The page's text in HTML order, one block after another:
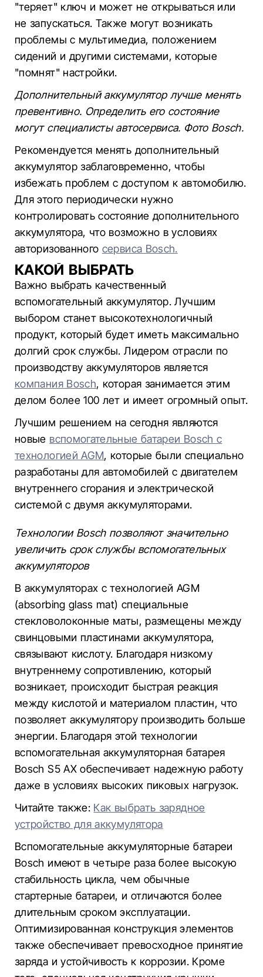
"теряет" ключ и может не открываться или
не запускаться. Также могут возникать
проблемы с мультимедиа, положением
сидений и другими системами, которые
"помнят" настройки.
Дополнительный аккумулятор лучше менять
превентивно. Определить его состояние
могут специалисты автосервиса. Фото Bosch.
Рекомендуется менять дополнительный
аккумулятор заблаговременно, чтобы
избежать проблем с доступом к автомобилю.
Для этого периодически нужно
контролировать состояние дополнительного
аккумулятора, что возможно в условиях
авторизованного сервиса Bosch.
КАКОЙ ВЫБРАТЬ
Важно выбрать качественный
вспомогательный аккумулятор. Лучшим
выбором станет высокотехнологичный
продукт, который будет иметь максимально
долгий срок службы. Лидером отрасли по
производству аккумуляторов является
компания Bosch, которая занимается этим
делом более 100 лет и имеет огромный опыт.
Лучшим решением на сегодня являются
новые вспомогательные батареи Bosch с
технологией AGM, которые были специально
разработаны для автомобилей с двигателем
внутреннего сгорания и электрической
системой с двумя аккумуляторами.
Технологии Bosch позволяют значительно
увеличить срок службы вспомогательных
аккумуляторов
В аккумуляторах с технологией AGM
(absorbing glass mat) специальные
стекловолоконные маты, размещены между
свинцовыми пластинами аккумулятора,
связывают кислоту. Благодаря низкому
внутреннему сопротивлению, который
возникает, происходит быстрая реакция
между кислотой и материалом пластин, что
позволяет аккумулятору производить больше
энергии. Благодаря этой технологии
вспомогательная аккумуляторная батарея
Bosch S5 AX обеспечивает надежную работу
даже в условиях высоких пиковых нагрузок.
Читайте также: Как выбрать зарядное
устройство для аккумулятора
Вспомогательные аккумуляторные батареи
Bosch имеют в четыре раза более высокую
стабильность цикла, чем обычные
стартерные батареи, и отличаются более
длительным сроком эксплуатации.
Оптимизированная конструкция элементов
также обеспечивает превосходное принятие
заряда и устойчивость к коррозии. Кроме